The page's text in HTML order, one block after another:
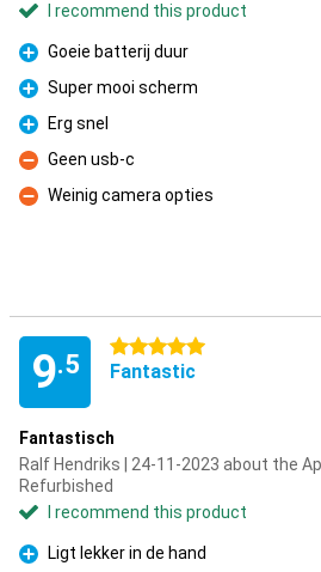
I recommend this product
Pro
Goeie batterij duur
Pro
Super mooi scherm
Pro
Erg snel
Con
Geen usb-c
Con
Weinig camera opties
9.5
5 stars
Fantastic
Fantastisch
Ralf Hendriks | 24-11-2023 about the
Refurbished
I recommend this product
Pro
Ligt lekker in de hand